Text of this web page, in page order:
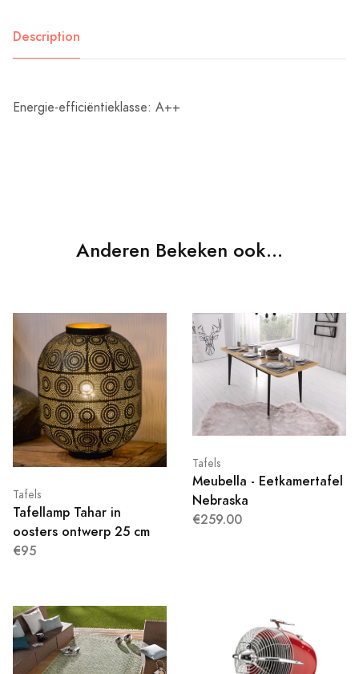
Description
Energie-efficiëntieklasse: A++
Anderen Bekeken ook...
Tafels
Tafellamp Tahar in
oosters ontwerp 25 cm
€95
Tafels
Meubella - Eetkamertafel
Nebraska
€259.00